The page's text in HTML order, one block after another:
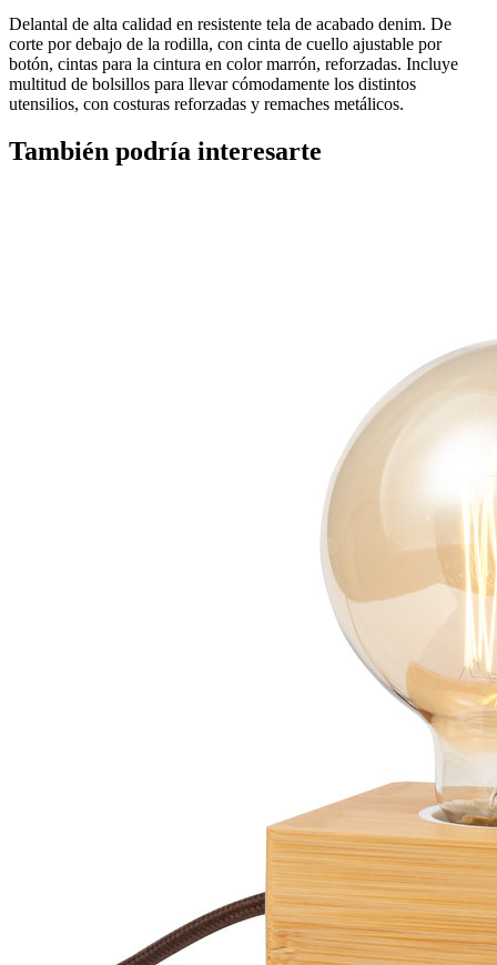
Delantal de alta calidad en resistente tela de acabado denim. De
corte por debajo de la rodilla, con cinta de cuello ajustable por
botón, cintas para la cintura en color marrón, reforzadas. Incluye
multitud de bolsillos para llevar cómodamente los distintos
utensilios, con costuras reforzadas y remaches metálicos.
También podría interesarte